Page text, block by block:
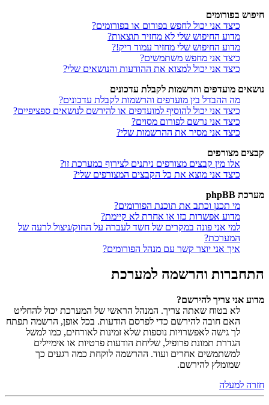
חיפוש בפורומים
כיצד אני יכול לחפש בפורום או בפורומים?
מדוע החיפוש שלי לא מחזיר תוצאות?
מדוע החיפוש שלי מחזיר עמוד ריק!?
כיצד אני מחפש משתמשים?
כיצד אני יכול למצוא את ההודעות והנושאים שלי?
נושאים מועדפים והרשמות לקבלת עדכונים
מה ההבדל בין מועדפים והרשמות לקבלת עדכונים?
כיצד אני יכול להוסיף למועדפים או להירשם לנושאים ספציפיים?
כיצד אני נרשם לפורום מסוים?
כיצד אני מסיר את ההרשמות שלי?
קבצים מצורפים
אלו מין קבצים מצורפים ניתנים לצירוף במערכת זו?
כיצד אני מוצא את כל הקבצים המצורפים שלי?
מערכת phpBB
מי תכנן וכתב את תוכנת הפורומים?
מדוע אפשרות כזו או אחרת לא קיימת?
למי אני פונה במקרים של חשד לעברה על החוק/ניצול לרעה של
המערכת?
איך אני יוצר קשר עם מנהל הפורומים?
התחברות והרשמה למערכת
מדוע אני צריך להירשם?
לא בטוח שאתה צריך. המנהל הראשי של המערכת יכול להחליט
האם חובה להירשם כדי לפרסם הודעות. בכל אופן, הרשמה תפתח
לך גישה לאפשרויות נוספות שלא זמינות לאורחים, כמו למשל
הגדרת תמונת פרופיל, שליחת הודעות פרטיות או אימיילים
למשתמשים אחרים ועוד. ההרשמה לוקחת כמה רגעים כך
שמומלץ להירשם.
חזרה למעלה